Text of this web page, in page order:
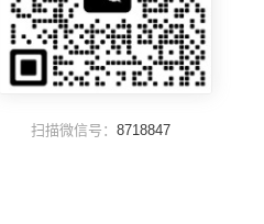
扫描微信号： 8718847